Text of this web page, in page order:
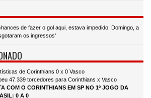
de fazer o gol aqui, estava impedido. Domingo, a
os ingressos'
de Corinthians 0 x 0 Vasco
47.339 torcedores para Corinthians x Vasco
COM O CORINTHIANS EM SP NO 1º JOGO DA
0 A 0